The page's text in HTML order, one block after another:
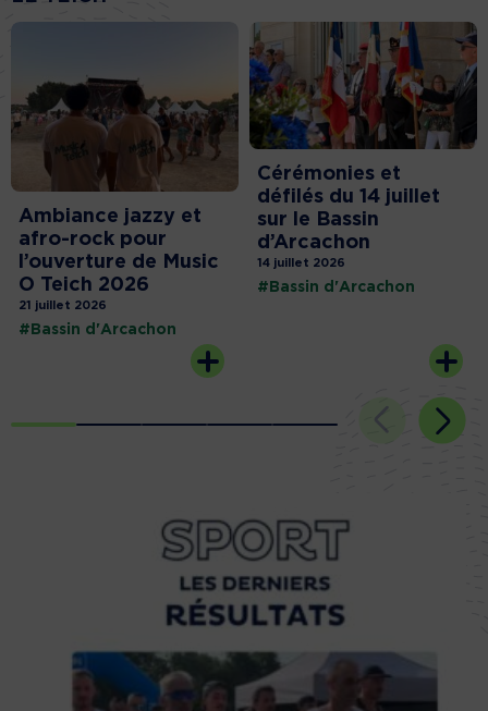
Ambiance jazzy et
afro-rock pour
l’ouverture de Music
O Teich 2026
21 juillet 2026
#Bassin d'Arcachon
Cérémonies et
défilés du 14 juillet
sur le Bassin
d’Arcachon
14 juillet 2026
#Bassin d'Arcachon